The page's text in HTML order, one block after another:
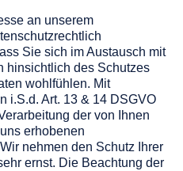
an unserem
Sie sich im Austausch mit
hinsichtlich des Schutzes
wohlfühlen. Mit
i.S.d. Art. 13 & 14 DSGVO
der von Ihnen
erhobenen
nehmen den Schutz Ihrer
ernst. Die Beachtung der